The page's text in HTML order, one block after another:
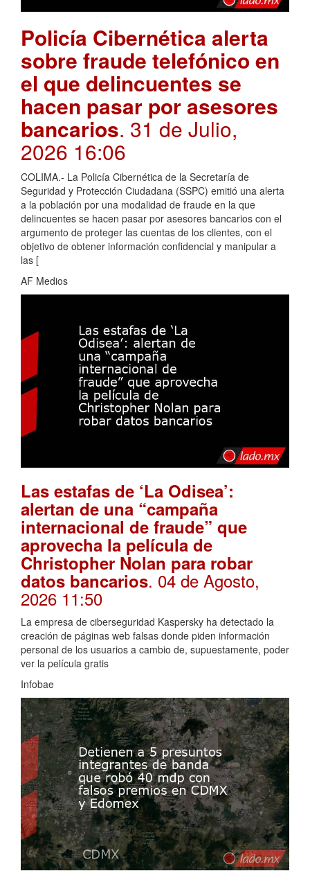
Policía Cibernética alerta
sobre fraude telefónico en
el que delincuentes se
hacen pasar por asesores
bancarios. 31 de Julio,
2026 16:06
COLIMA.- La Policía Cibernética de la Secretaría de
Seguridad y Protección Ciudadana (SSPC) emitió una alerta
a la población por una modalidad de fraude en la que
delincuentes se hacen pasar por asesores bancarios con el
argumento de proteger las cuentas de los clientes, con el
objetivo de obtener información confidencial y manipular a
las [
AF Medios
Las estafas de ‘La Odisea’:
alertan de una “campaña
internacional de fraude” que
aprovecha la película de
Christopher Nolan para robar
datos bancarios. 04 de Agosto,
2026 11:50
La empresa de ciberseguridad Kaspersky ha detectado la
creación de páginas web falsas donde piden información
personal de los usuarios a cambio de, supuestamente, poder
ver la película gratis
Infobae